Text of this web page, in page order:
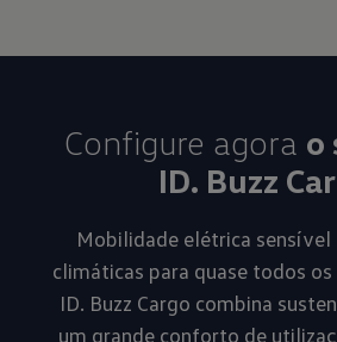
Configure agora o
ID. Buzz
Mobilidade elétrica sensível
climáticas para quase todos
ID. Buzz Cargo combina
um grande conforto de